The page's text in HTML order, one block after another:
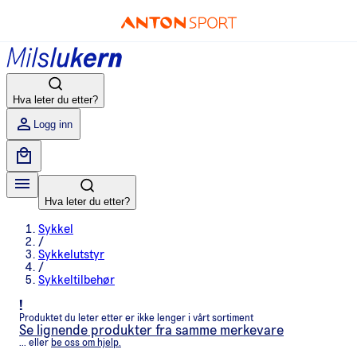
Hva leter du etter?
Logg inn
Hva leter du etter?
Sykkel
/
Sykkelutstyr
/
Sykkeltilbehør
!
Produktet du leter etter er ikke lenger i vårt sortiment
Se lignende produkter fra samme merkevare
... eller be oss om hjelp.